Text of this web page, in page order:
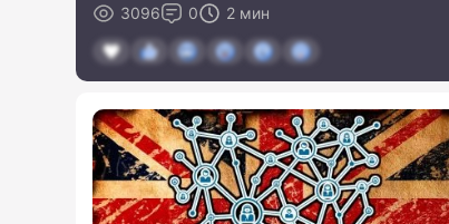
3096 0 2 мин